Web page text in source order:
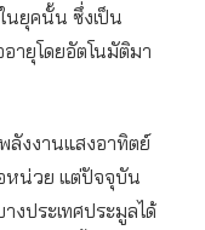
ยุคนั้น ซึ่งเป็น
ายุโดยอัตโนมัติมา
ลังงานแสงอาทิตย์
หน่วย แต่ปัจจุบัน
งประเทศประมูลได้